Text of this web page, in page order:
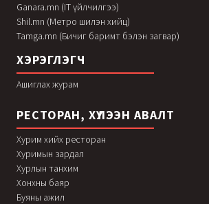
Ganara.mn (IT үйлчилгээ)
Shil.mn (Метро шилэн хийц)
Tamga.mn (Бичиг баримт бэлэн загвар)
ХЭРЭГЛЭГЧ
Ашиглах журам
РЕСТОРАН, ХҮЛЭЭН АВАЛТ
Хурим хийх ресторан
Хуримын зардал
Хурлын танхим
Хонхны баяр
Буяны ажил